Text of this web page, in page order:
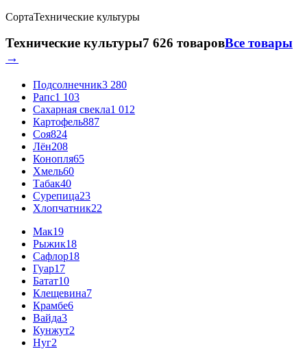
СортаТехнические культуры
Технические культуры7 626 товаровВсе товары
→
Подсолнечник3 280
Рапс1 103
Сахарная свекла1 012
Картофель887
Соя824
Лён208
Конопля65
Хмель60
Табак40
Сурепица23
Хлопчатник22
Мак19
Рыжик18
Сафлор18
Гуар17
Батат10
Клещевина7
Крамбе6
Вайда3
Кунжут2
Нуг2